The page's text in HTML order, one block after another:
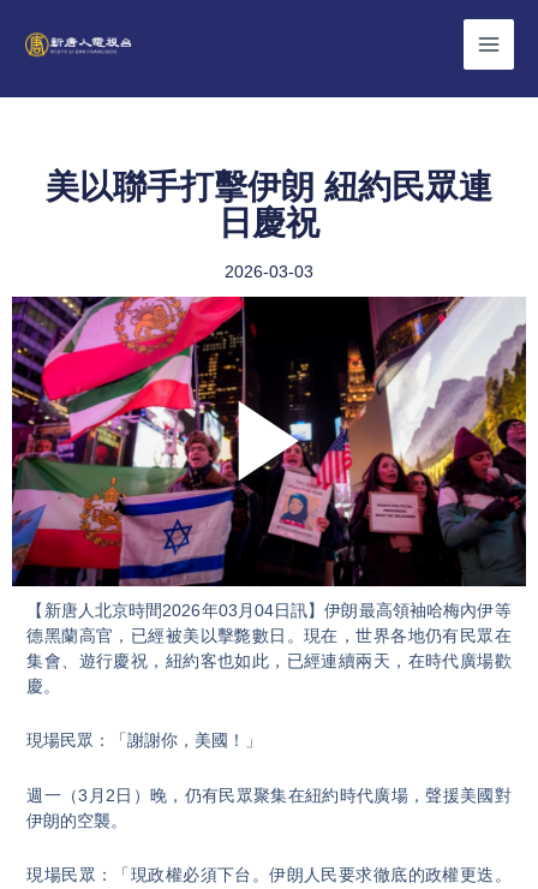
美以聯手打擊伊朗 紐約民眾連
日慶祝
2026-03-03
Play
Video
【新唐人北京時間2026年03月04日訊】伊朗最高領袖哈梅內伊等
德黑蘭高官，已經被美以擊斃數日。現在，世界各地仍有民眾在
集會、遊行慶祝，紐約客也如此，已經連續兩天，在時代廣場歡
慶。
現場民眾：「謝謝你，美國！」
週一（3月2日）晚，仍有民眾聚集在紐約時代廣場，聲援美國對
伊朗的空襲。
現場民眾：「現政權必須下台。伊朗人民要求徹底的政權更迭。